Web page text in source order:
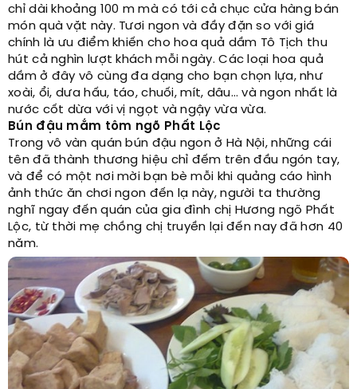
chỉ dài khoảng 100 m mà có tới cả chục cửa hàng bán
món quà vặt này. Tươi ngon và đầy đặn so với giá
chính là ưu điểm khiến cho hoa quả dầm Tô Tịch thu
hút cả nghìn lượt khách mỗi ngày. Các loại hoa quả
dầm ở đây vô cùng đa dạng cho bạn chọn lựa, như
xoài, ổi, dưa hấu, táo, chuối, mít, dâu… và ngon nhất là
nước cốt dừa với vị ngọt và ngậy vừa vừa.
Bún đậu mắm tôm ngõ Phất Lộc
Trong vô vàn quán bún đậu ngon ở Hà Nội, những cái
tên đã thành thương hiệu chỉ đếm trên đầu ngón tay,
và để có một nơi mời bạn bè mỗi khi quảng cáo hình
ảnh thức ăn chơi ngon đến lạ này, người ta thường
nghĩ ngay đến quán của gia đình chị Hương ngõ Phất
Lộc, từ thời mẹ chồng chị truyền lại đến nay đã hơn 40
năm.